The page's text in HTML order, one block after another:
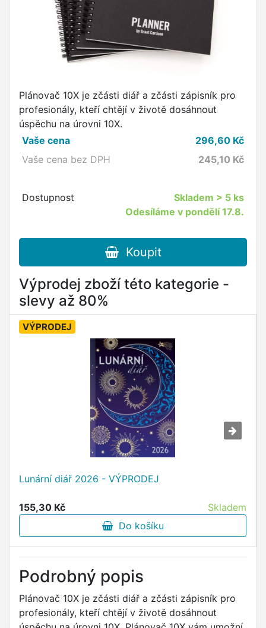
Plánovač 10X je zčásti diář a zčásti zápisník pro
profesionály, kteří chtějí v životě dosáhnout
úspěchu na úrovni 10X.
Vaše cena
296,60 Kč
Vaše cena bez DPH
245,10 Kč
Dostupnost Skladem > 5 ks
Odesíláme v pondělí 17.8.
Koupit
Výprodej zboží této kategorie -
slevy až 80%
VÝPRODEJ
Lunární diář 2026 - VÝPRODEJ
155,30 Kč
Skladem
Do košíku
Podrobný popis
Plánovač 10X je zčásti diář a zčásti zápisník pro
profesionály, kteří chtějí v životě dosáhnout